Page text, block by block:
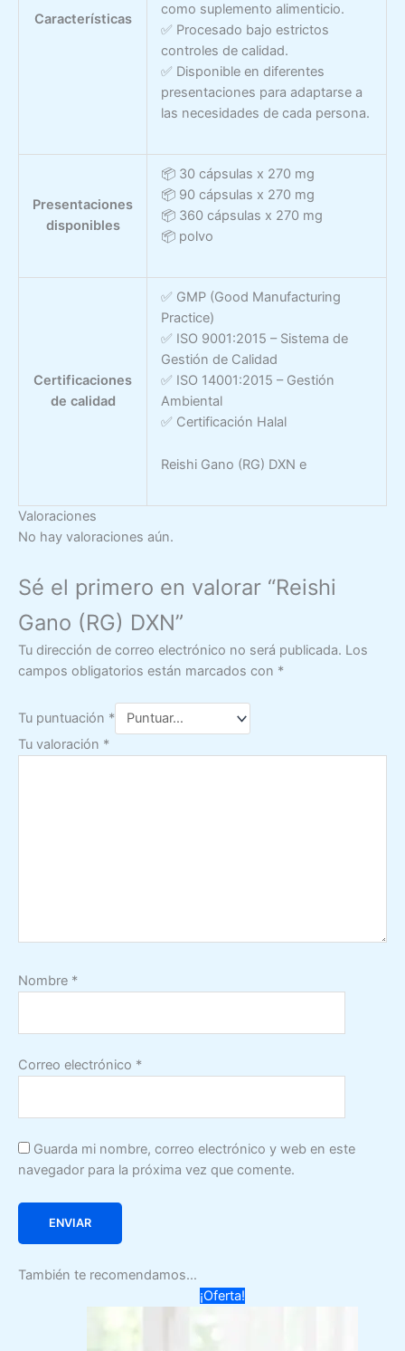
Características
como suplemento alimenticio.
✅ Procesado bajo estrictos
controles de calidad.
✅ Disponible en diferentes
presentaciones para adaptarse a
las necesidades de cada persona.
Presentaciones
disponibles
📦 30 cápsulas x 270 mg
📦 90 cápsulas x 270 mg
📦 360 cápsulas x 270 mg
📦 polvo
Certificaciones
de calidad
✅ GMP (Good Manufacturing
Practice)
✅ ISO 9001:2015 – Sistema de
Gestión de Calidad
✅ ISO 14001:2015 – Gestión
Ambiental
✅ Certificación Halal
Reishi Gano (RG) DXN e
Valoraciones
No hay valoraciones aún.
Sé el primero en valorar “Reishi
Gano (RG) DXN”
Tu dirección de correo electrónico no será publicada. Los
campos obligatorios están marcados con *
Tu puntuación *
Tu valoración *
Nombre *
Correo electrónico *
Guarda mi nombre, correo electrónico y web en este
navegador para la próxima vez que comente.
También te recomendamos…
¡Oferta!